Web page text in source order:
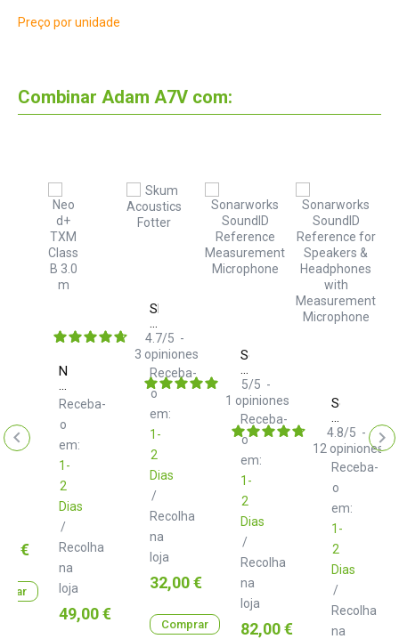
Preço por unidade
Combinar Adam A7V com:
€
Neo
d+
TXM
Class
B
3.0
m
Receba-
o
em:
1-
2
Dias
/
Recolha
na
loja
Preço
49,00 €
Skum
Acoustics
Fotter
Receba-
o
em:
1-
2
Dias
/
Recolha
na
loja
4.7/5 -
3 opiniones
Preço
32,00 €
Comprar
Sonarworks
SoundID
Reference
Measurement
Microphone
Receba-
o
em:
1-
2
Dias
/
Recolha
na
loja
5/5 -
1 opiniones
Preço
82,00 €
SoundID
Reference
for
Speakers
&
with
Receba-
o
em:
1-
2
Dias
/
Recolha
na
4.8/5 -
12 opiniones